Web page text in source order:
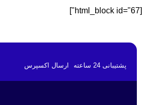
[html_block id="67"]
پشتیبانی 24 ساعته ارسال اکسپرس